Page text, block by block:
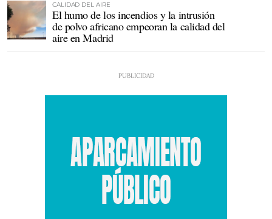
CALIDAD DEL AIRE
El humo de los incendios y la intrusión
de polvo africano empeoran la calidad del
aire en Madrid